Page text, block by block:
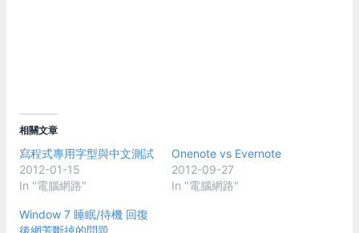
相關文章
寫程式專用字型與中文測試
2012-01-15
In "電腦網路"
Onenote vs Evernote
2012-09-27
In "電腦網路"
Window 7 睡眠/待機 回復
後網芳斷掉的問題